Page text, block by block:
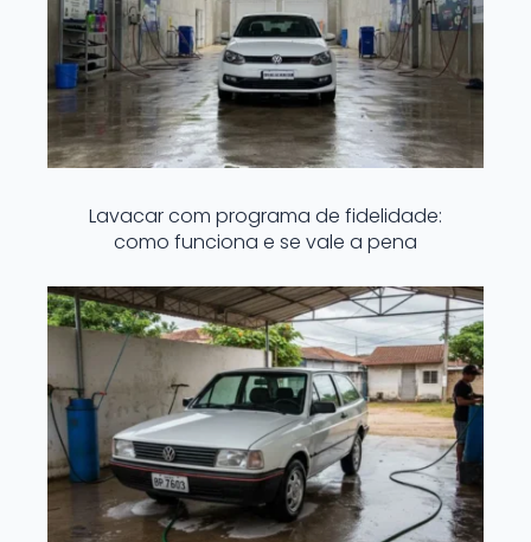
Lavacar com programa de fidelidade:
como funciona e se vale a pena